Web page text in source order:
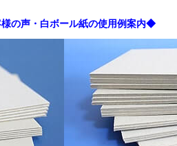
の声・白ボール紙の使用例案内◆